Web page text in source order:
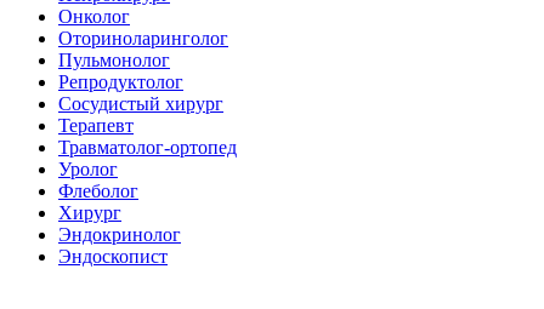
Онколог
Оториноларинголог
Пульмонолог
Репродуктолог
Сосудистый хирург
Терапевт
Травматолог-ортопед
Уролог
Флеболог
Хирург
Эндокринолог
Эндоскопист